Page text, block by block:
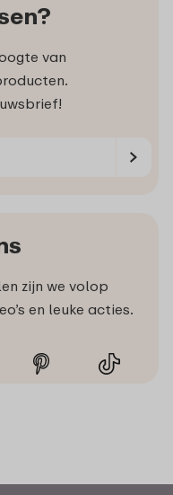
van
zijn we volop
en leuke acties.